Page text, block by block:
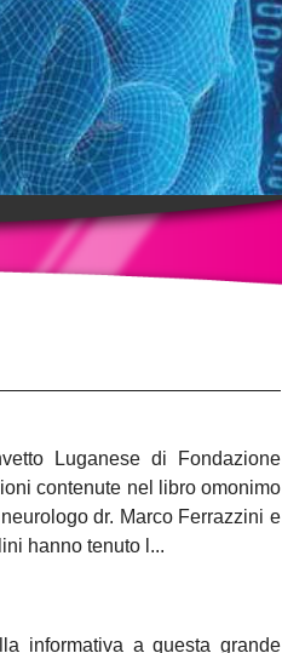
Luganese di Fondazione
contenute nel libro omonimo
dr. Marco Ferrazzini e
hanno tenuto l...
informativa a questa grande